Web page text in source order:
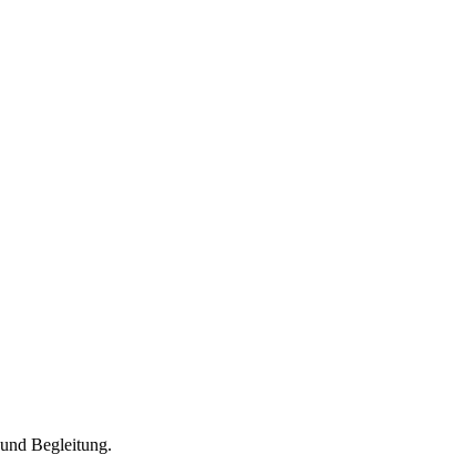
Begleitung.